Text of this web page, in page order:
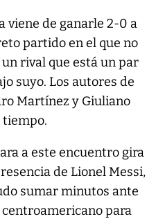
viene de ganarle 2-0 a
partido en el que no
rival que está un par
suyo. Los autores de
Martínez y Giuliano
tiempo.
a este encuentro gira
de Lionel Messi,
sumar minutos ante
para